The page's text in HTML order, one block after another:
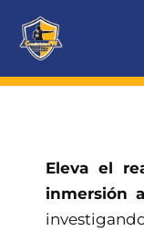
contenido
Eleva el
inmersión